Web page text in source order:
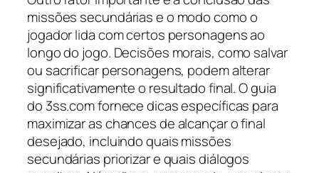
missões secundárias e o modo como o
jogador lida com certos personagens ao
longo do jogo. Decisões morais, como salvar
ou sacrificar personagens, podem alterar
significativamente o resultado final. O guia
do 3ss.com fornece dicas específicas para
maximizar as chances de alcançar o final
desejado, incluindo quais missões
secundárias priorizar e quais diálogos